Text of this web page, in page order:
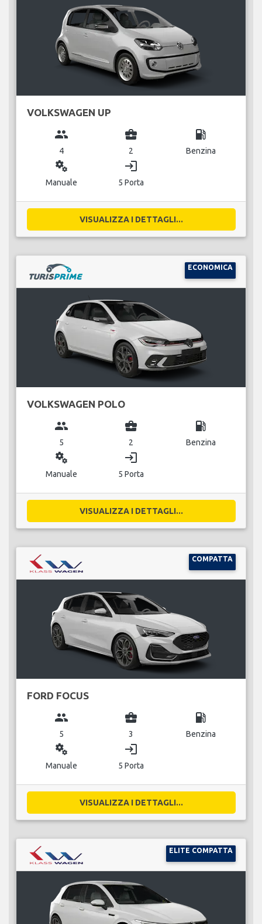
VOLKSWAGEN UP
group
4
business_center
2
local_gas_station
Benzina
miscellaneous_services
Manuale
login
5 Porta
VISUALIZZA I DETTAGLI...
ECONOMICA
VOLKSWAGEN POLO
group
5
business_center
2
local_gas_station
Benzina
miscellaneous_services
Manuale
login
5 Porta
VISUALIZZA I DETTAGLI...
COMPATTA
FORD FOCUS
group
5
business_center
3
local_gas_station
Benzina
miscellaneous_services
Manuale
login
5 Porta
VISUALIZZA I DETTAGLI...
ELITE COMPATTA